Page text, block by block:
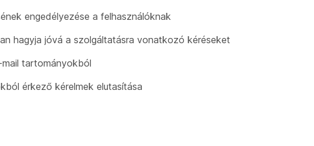
engedélyezése a felhasználóknak
hagyja jóvá a szolgáltatásra vonatkozó kéréseket
tartományokból
érkező kérelmek elutasítása